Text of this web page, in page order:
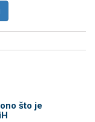
što je